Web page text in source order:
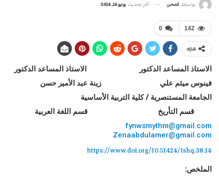
بواسطة المحرر آخر تحديث يونيو 14, 2024
0 142
شارك
الاستاذ المساعد الدكتور الاستاذ المساعد الدكتور
فينوس ميثم علي
زينة عبد الأمير حسن
الجامعة المستنصرية /كلية التربية الأساسية
قسم التأريخ قسم اللغة العربية
fynwsmythm@gmail.com
Zenaabdulamer@gmail.com
https://www.doi.org/10.51424/Ishq.38.14
الملخص: